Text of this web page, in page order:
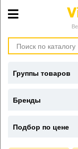
Группы товаров
Бренды
Подбор по цене